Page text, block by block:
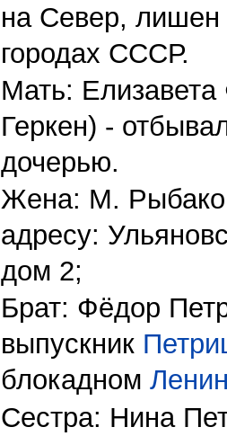
на Север, лишен
городах СССР.
Мать:
Геркен) -
дочерью.
Жена: М.
адресу:
дом 2;
Брат: Фёдор
выпускник
блокадном
Сестра: Нина